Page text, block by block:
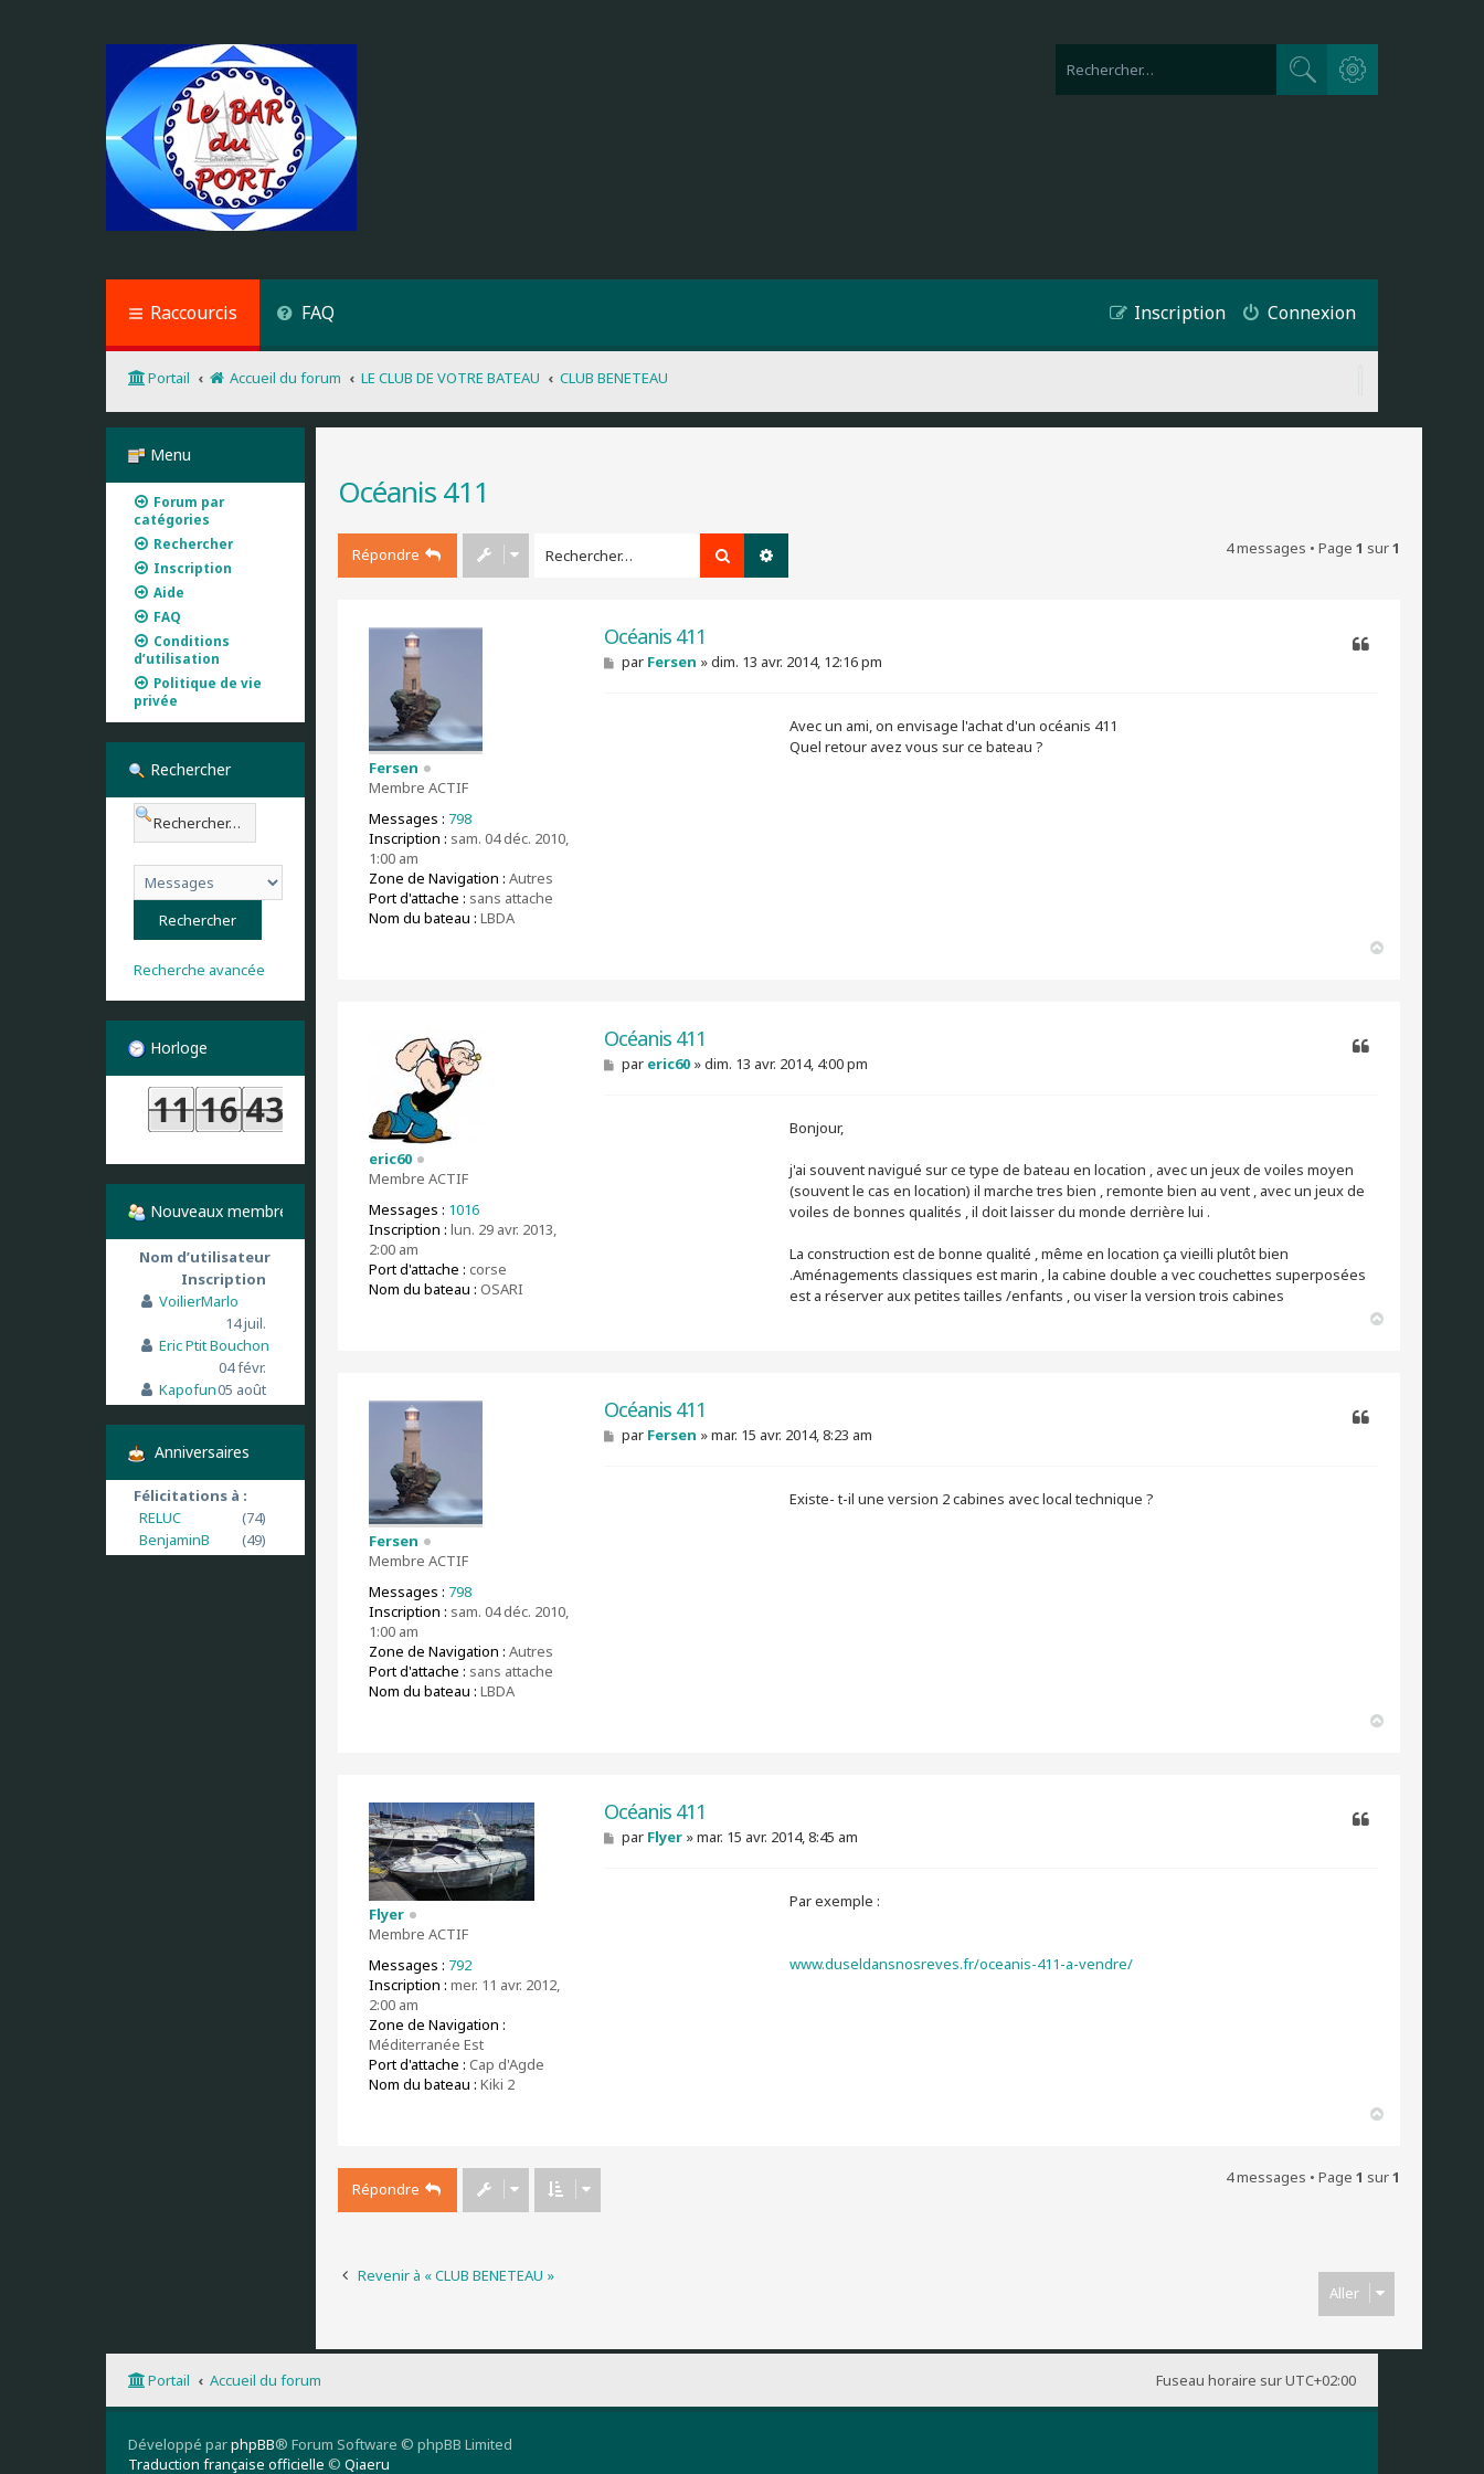
Rechercher
Recherche avancée
Raccourcis FAQ Connexion
Inscription
Portail Accueil du forum LE CLUB DE VOTRE BATEAU CLUB BENETEAU
Océanis 411
Répondre Rechercher 4 messages • Page 1 sur1
Fersen
Membre ACTIF
Messages : 798
Inscription : sam. 04 déc. 2010,
1:00 am
Zone de Navigation : Autres
Port d'attache : sans attache
Nom du bateau : LBDA
Océanis 411
M
e
par Fersen »dim. 13 avr. 2014, 12:16 pm
Avec un ami, on envisage l'achat d'un océanis 411
Quel retour avez vous sur ce bateau ?
eric60
Membre ACTIF
Messages : 1016
Inscription : lun. 29 avr. 2013,
2:00 am
Port d'attache : corse
Nom du bateau : OSARI
Océanis 411
M
e
par eric60 »dim. 13 avr. 2014, 4:00 pm
Bonjour,
j'ai souvent navigué sur ce type de bateau en location , avec un jeux de voiles moyen
(souvent le cas en location) il marche tres bien , remonte bien au vent , avec un jeux de
voiles de bonnes qualités , il doit laisser du monde derrière lui .
La construction est de bonne qualité , même en location ça vieilli plutôt bien
.Aménagements classiques est marin , la cabine double a vec couchettes superposées
est a réserver aux petites tailles /enfants , ou viser la version trois cabines
Fersen
Membre ACTIF
Messages : 798
Inscription : sam. 04 déc. 2010,
1:00 am
Zone de Navigation : Autres
Port d'attache : sans attache
Nom du bateau : LBDA
Océanis 411
M
e
par Fersen »mar. 15 avr. 2014, 8:23 am
Existe- t-il une version 2 cabines avec local technique ?
Flyer
Membre ACTIF
Messages : 792
Inscription : mer. 11 avr. 2012,
2:00 am
Zone de Navigation :
Méditerranée Est
Port d'attache : Cap d'Agde
Nom du bateau : Kiki 2
Océanis 411
M
e
par Flyer »mar. 15 avr. 2014, 8:45 am
Par exemple :
www.duseldansnosreves.fr/oceanis-411-a-vendre/
Répondre
4 messages • Page 1 sur1
Revenir à « CLUB BENETEAU »
Aller
Menu
Forum par
catégories
Rechercher
Inscription
Aide
FAQ
Conditions
d’utilisation
Politique de vie
privée
Rechercher
Recherche avancée
Horloge
Nouveaux membres
Nom d’utilisateur
Inscription
VoilierMarlo
14 juil.
Eric Ptit Bouchon
04 févr.
Kapofun05 août
Anniversaires
Félicitations à :
RELUC
(74)
BenjaminB
(49)
Fuseau horaire surUTC+02:00
Portail Accueil du forum
Développé parphpBB® Forum Software © phpBB Limited
Traduction française officielle © Qiaeru